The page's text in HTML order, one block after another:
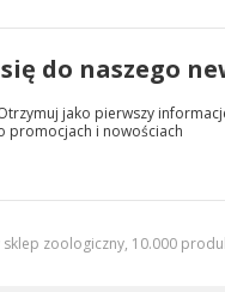
do naszego
jako pierwszy
promocjach i nowościach
zoologiczny, 10.000